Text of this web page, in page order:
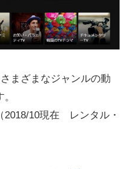
まざまなジャンルの動
2018/10現在 レンタル・